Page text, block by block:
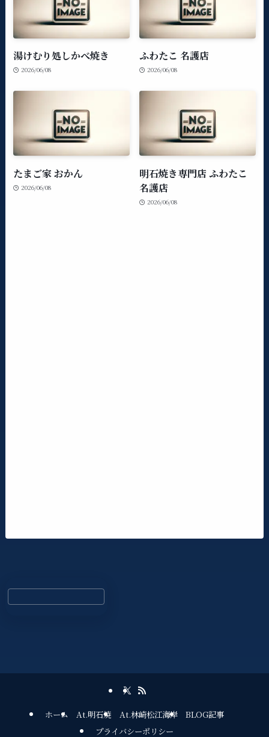
湯けむり処しかべ焼き
2026/06/08
ふわたこ 名護店
2026/06/08
たまご家 おかん
2026/06/08
明石焼き専門店 ふわたこ
名護店
2026/06/08
ホーム At.明石焼 At.林崎松江海岸
BLOG記事
プライバシーポリシー